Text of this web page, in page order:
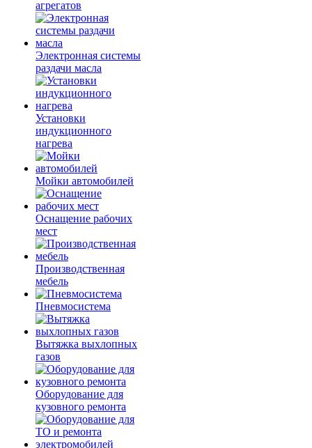
агрегатов
Электронная системы
раздачи масла
Установки
индукционного
нагрева
Мойки автомобилей
Оснащение рабочих
мест
Производственная
мебель
Пневмосистема
Вытяжка выхлопных
газов
Оборудование для
кузовного ремонта